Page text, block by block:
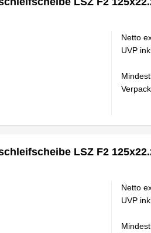
Netto
UVP
LSZ F2
Netto
UVP